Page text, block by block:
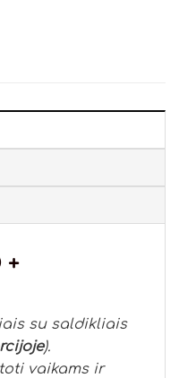
+
su saldikliais
).
vaikams ir